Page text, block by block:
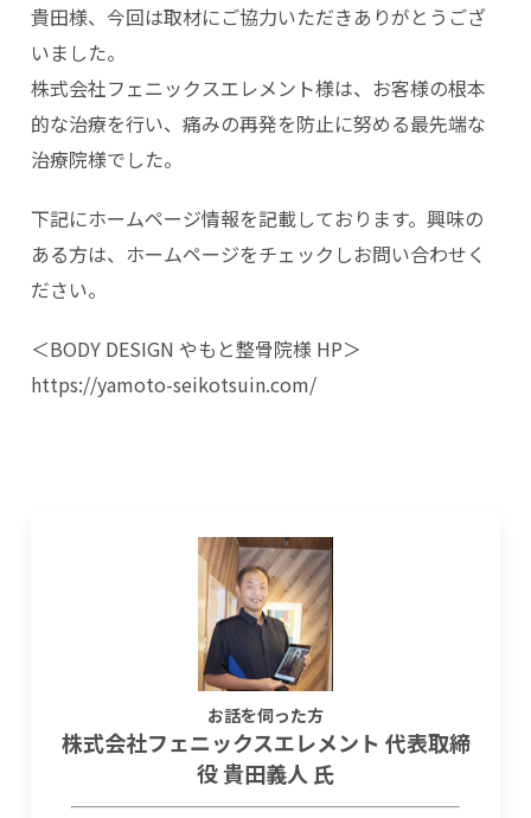
貴田様、今回は取材にご協力いただきありがとうござ
いました。
株式会社フェニックスエレメント様は、お客様の根本
的な治療を行い、痛みの再発を防止に努める最先端な
治療院様でした。
下記にホームページ情報を記載しております。興味の
ある方は、ホームページをチェックしお問い合わせく
ださい。
＜BODY DESIGN やもと整骨院様 HP＞
https://yamoto-seikotsuin.com/
お話を伺った方
株式会社フェニックスエレメント 代表取締
役 貴田義人 氏